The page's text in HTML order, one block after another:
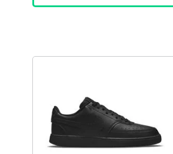
Salute e igiene
Beauty